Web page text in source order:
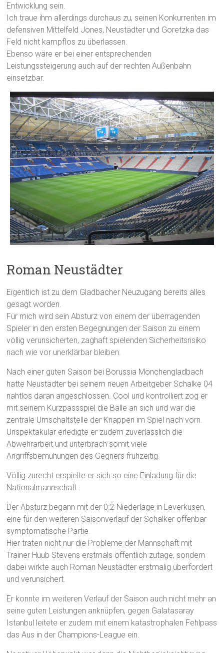
Entwicklung sein.
Ich traue ihm allerdings durchaus zu, seinen Konkurrenten im
defensiven Mittelfeld Jones, Neustädter und Goretzka das
Feld nicht kampflos zu überlassen.
Ebenso wäre er bei einer entsprechenden
Leistungssteigerung auch auf der rechten Außenbahn
einsetzbar.
Roman Neustädter
Eigentlich ist zu dem Gladbacher Neuzugang bereits alles
gesagt worden.
Für mich wird sein Absturz von einem der überragenden
Spieler in den ersten Begegnungen der Saison zu einem
völlig verunsicherten, zaghaft spielenden Sicherheitsrisiko
nach wie vor unerklärbar bleiben.
Nach einer guten Saison bei Borussia Mönchengladbach
hatte Neustädter bei seinem neuen Arbeitgeber Schalke 04
nahtlos daran angeschlossen. Cool und kontrolliert zog er
mit seinem Kurzpassspiel die Bälle an sich und war die
zentrale Umschaltstelle der Knappen im Spiel nach vorn.
Unspektakulär erledigte er zudem zuverlässlich die
Abwehrarbeit und unterbrach somit viele
Angriffsbemühungen des Gegners frühzeitig.
Völlig zurecht erspielte er sich so eine Einladung für die
Nationalmannschaft.
Der Absturz begann mit der 0:2-Niederlage in Leverkusen,
eine für den weiteren Saisonverlauf der Schalker offenbar
symptomatische Partie.
Hier traten nicht nur die Probleme der Mannschaft mit
Trainer Huub Stevens erstmals öffentlich zutage, sondern
dabei wirkte auch Roman Neustädter erstmalig überfordert
und verunsichert.
Er konnte im weiteren Verlauf der Saison auch nicht mehr an
seine guten Leistungen anknüpfen, gegen Galatasaray
Istanbul leitete er zudem mit einem katastrophalen Fehlpass
das Aus in der Champions-League ein.